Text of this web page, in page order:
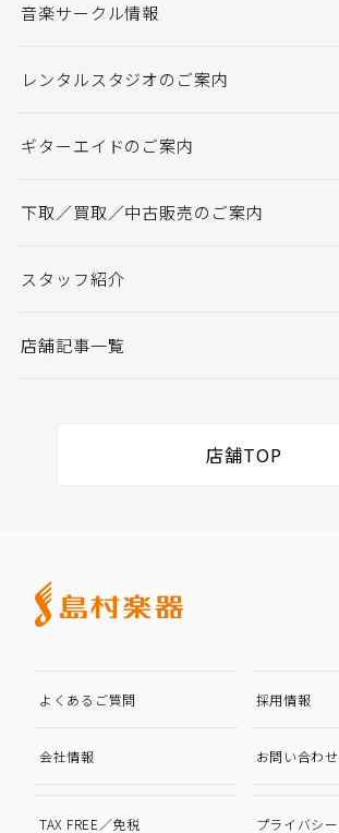
音楽サークル情報
レンタルスタジオのご案内
ギターエイドのご案内
下取／買取／中古販売のご案内
スタッフ紹介
店舗記事一覧
店舗TOP
よくあるご質問 採用情報
会社情報 お問い合わせ
TAX FREE／免税 プライバシ